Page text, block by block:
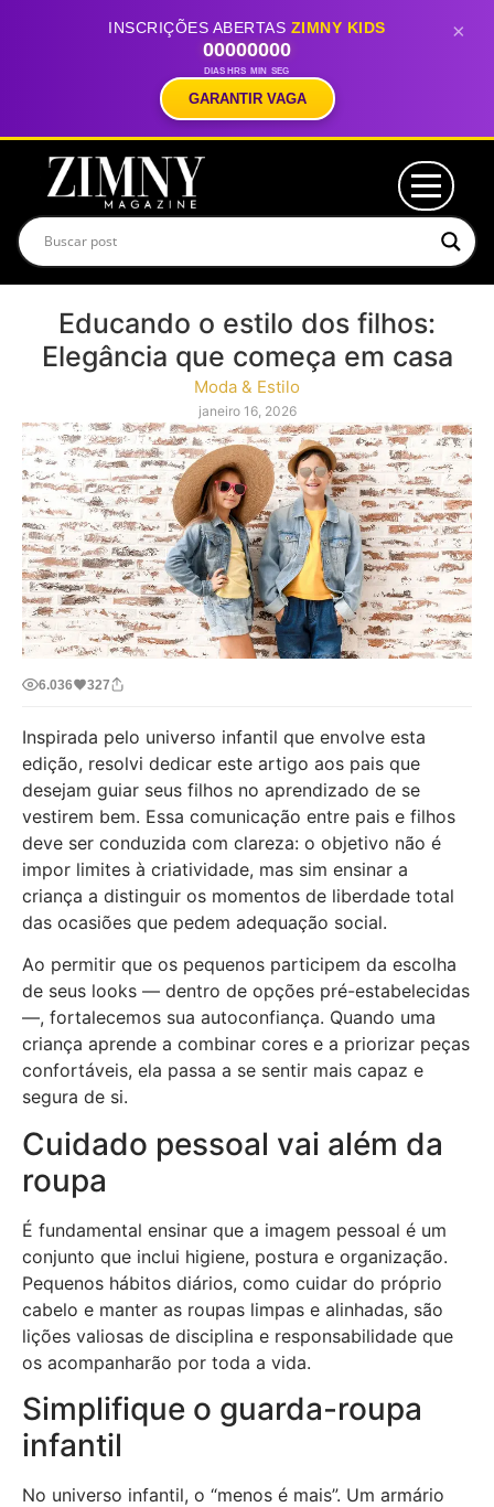
INSCRIÇÕES ABERTAS ZIMNY KIDS
00
DIAS
00
HRS
00
MIN
00
SEG
GARANTIR VAGA
×
Educando o estilo dos filhos:
Elegância que começa em casa
Moda & Estilo
janeiro 16, 2026
6.036 327
Inspirada pelo universo infantil que envolve esta
edição, resolvi dedicar este artigo aos pais que
desejam guiar seus filhos no aprendizado de se
vestirem bem. Essa comunicação entre pais e filhos
deve ser conduzida com clareza: o objetivo não é
impor limites à criatividade, mas sim ensinar a
criança a distinguir os momentos de liberdade total
das ocasiões que pedem adequação social.
Ao permitir que os pequenos participem da escolha
de seus looks — dentro de opções pré-estabelecidas
—, fortalecemos sua autoconfiança. Quando uma
criança aprende a combinar cores e a priorizar peças
confortáveis, ela passa a se sentir mais capaz e
segura de si.
Cuidado pessoal vai além da
roupa
É fundamental ensinar que a imagem pessoal é um
conjunto que inclui higiene, postura e organização.
Pequenos hábitos diários, como cuidar do próprio
cabelo e manter as roupas limpas e alinhadas, são
lições valiosas de disciplina e responsabilidade que
os acompanharão por toda a vida.
Simplifique o guarda-roupa
infantil
No universo infantil, o “menos é mais”. Um armário